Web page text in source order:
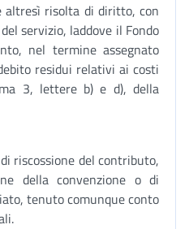
altresì risolta di diritto, con
servizio, laddove il Fondo
nel termine assegnato
residui relativi ai costi
3, lettere b) e d), della
riscossione del contributo,
della convenzione o di
tenuto comunque conto